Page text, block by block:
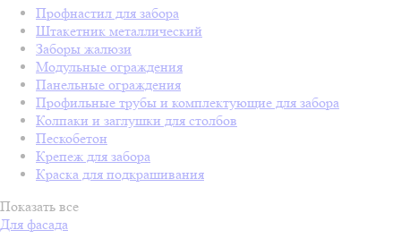
Профнастил для забора
Штакетник металлический
Заборы жалюзи
Модульные ограждения
Панельные ограждения
Профильные трубы и комплектующие для забора
Колпаки и заглушки для столбов
Пескобетон
Крепеж для забора
Краска для подкрашивания
Показать все
Для фасада